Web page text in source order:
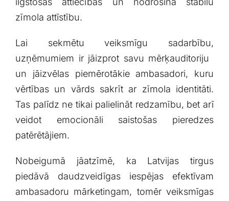
zīmola attīstību.
Lai sekmētu veiksmīgu sadarbību,
uzņēmumiem ir jāizprot savu mērķauditoriju ​
un jāizvēlas piemērotākie ‍ambasadori, kuru
‍vērtības un vārds sakrīt ar zīmola ‍identitāti.
Tas palīdz ne ‌tikai palielināt redzamību,‍ bet arī
​veidot ⁢emocionāli saistošas pieredzes
patērētājiem.
Nobeigumā jāatzīmē, ka Latvijas tirgus
piedāvā daudzveidīgas ‍iespējas ‍efektīvam
ambasadoru mārketingam, tomēr veiksmīgas